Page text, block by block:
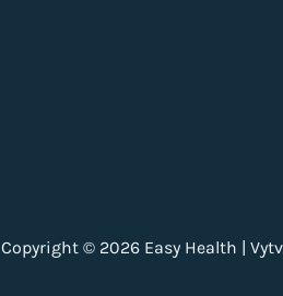
Copyright © 2026 Easy Health |